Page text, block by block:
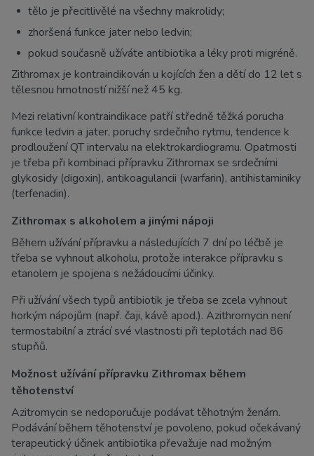
tělo je přecitlivělé na všechny makrolidy;
zhoršená funkce jater nebo ledvin;
pokud současně užíváte antibiotika a léky proti migréně.
Zithromax je kontraindikován u kojících žen a dětí do 12 let s
tělesnou hmotností nižší než 45 kg.
Mezi relativní kontraindikace patří středně těžká porucha
funkce ledvin a jater, poruchy srdečního rytmu, tendence k
prodloužení QT intervalu na elektrokardiogramu. Opatrnosti
je třeba při kombinaci přípravku Zithromax se srdečními
glykosidy (digoxin), antikoagulancii (warfarin), antihistaminiky
(terfenadin).
Zithromax s alkoholem a jinými nápoji
Během užívání přípravku a následujících 7 dní po léčbě je
třeba se vyhnout alkoholu, protože interakce přípravku s
etanolem je spojena s nežádoucími účinky.
Při užívání všech typů antibiotik je třeba se zcela vyhnout
horkým nápojům (např. čaji, kávě apod.). Azithromycin není
termostabilní a ztrácí své vlastnosti při teplotách nad 86
stupňů.
Možnost užívání přípravku Zithromax během
těhotenství
Azitromycin se nedoporučuje podávat těhotným ženám.
Podávání během těhotenství je povoleno, pokud očekávaný
terapeutický účinek antibiotika převažuje nad možným